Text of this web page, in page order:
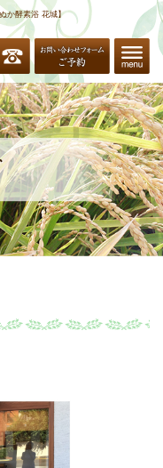
か酵素浴 花城】